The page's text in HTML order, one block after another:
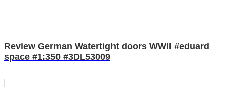
Review German Watertight doors WWII #eduard
space #1:350 #3DL53009